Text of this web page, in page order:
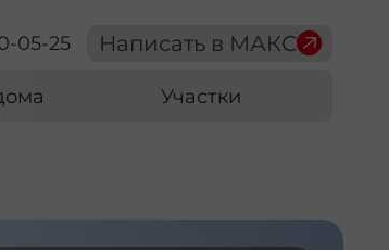
05-25 Написать в МАКС
Участки